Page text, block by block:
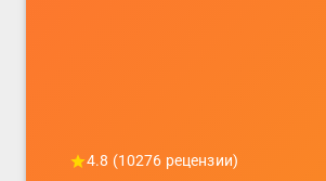
4.8 (10276 рецензии)